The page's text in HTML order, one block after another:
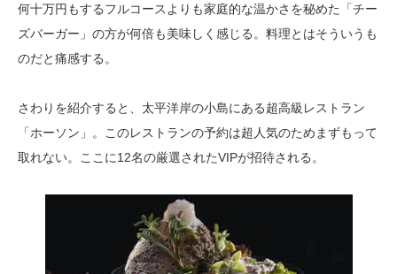
何十万円もするフルコースよりも家庭的な温かさを秘めた「チー
ズバーガー」の方が何倍も美味しく感じる。料理とはそういうも
のだと痛感する。
さわりを紹介すると、太平洋岸の小島にある超高級レストラン
「ホーソン」。このレストランの予約は超人気のためまずもって
取れない。ここに12名の厳選されたVIPが招待される。